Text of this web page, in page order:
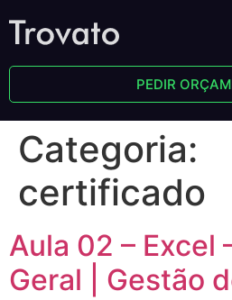
PEDIR
Categoria:
certificado
Aula 02 – Excel
Geral | Gestão